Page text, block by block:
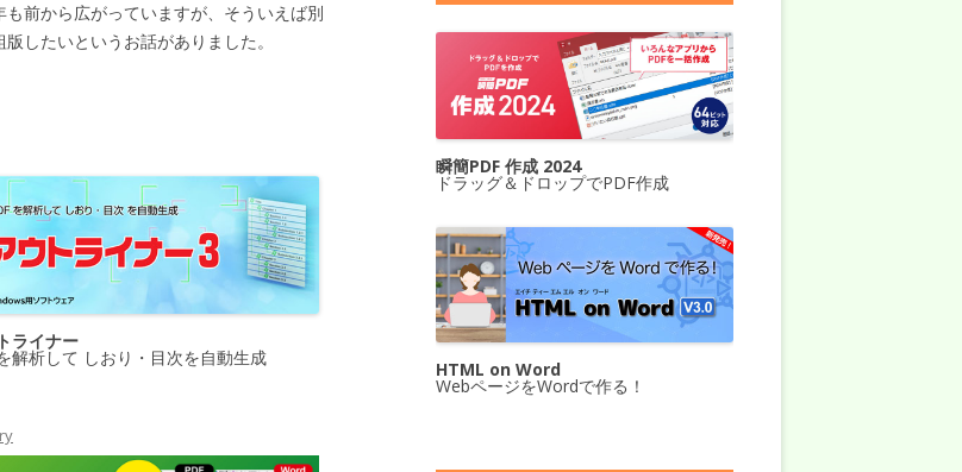
前から広がっていますが、そういえば別
したいというお話がありました。
ライナー
解析して しおり・目次を自動生成
瞬簡PDF 作成 2024
ドラッグ＆ドロップでPDF作成
HTML on Word
WebページをWordで作る！